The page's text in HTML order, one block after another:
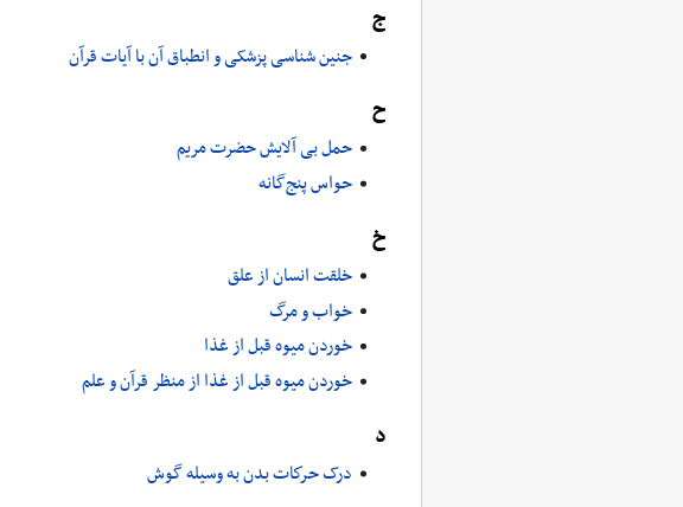
ج
جنین شناسی پزشکی و انطباق آن با آيات قرآن
ح
حمل بی آلایش حضرت مریم
حواس پنج‌گانه
خ
خلقت انسان از علق
خواب و مرگ
خوردن میوه قبل از غذا
خوردن میوه قبل از غذا از منظر قرآن و علم
د
درک حركات بدن به وسيله گوش